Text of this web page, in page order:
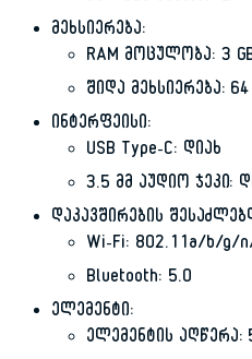
მეხსიერება:
RAM მოცულობა: 3
შიდა მეხსიერება: 64
ინტერფეისი:
USB Type-C: დიახ
3.5 მმ აუდიო ჯეკი:
დაკავშირების
Wi-Fi: 802.11a/b/g/
Bluetooth: 5.0
ელემენტი:
ელემენტის აღწერა: